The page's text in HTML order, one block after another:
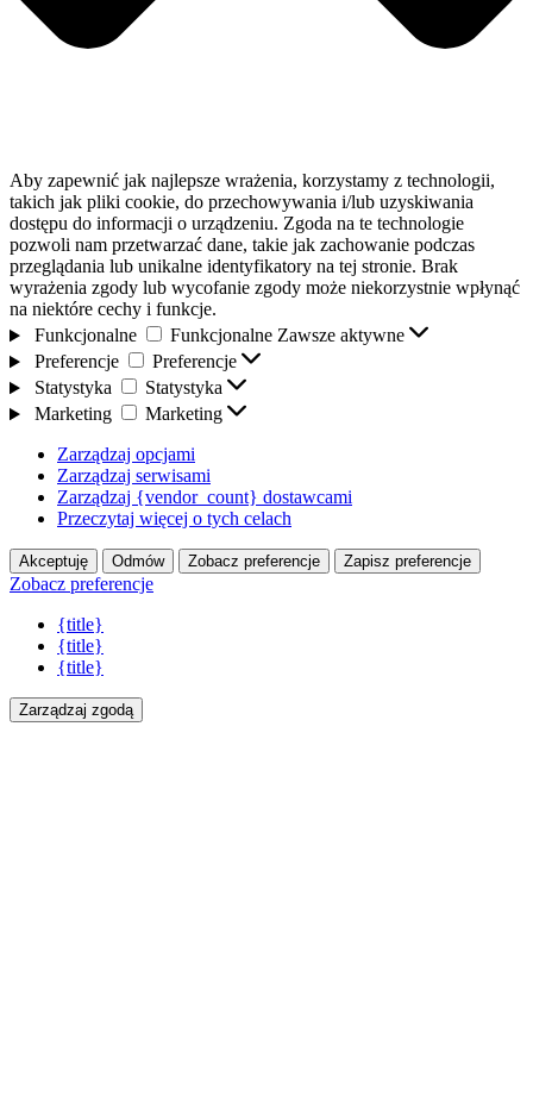
Aby zapewnić jak najlepsze wrażenia, korzystamy z technologii,
takich jak pliki cookie, do przechowywania i/lub uzyskiwania
dostępu do informacji o urządzeniu. Zgoda na te technologie
pozwoli nam przetwarzać dane, takie jak zachowanie podczas
przeglądania lub unikalne identyfikatory na tej stronie. Brak
wyrażenia zgody lub wycofanie zgody może niekorzystnie wpłynąć
na niektóre cechy i funkcje.
Funkcjonalne
Funkcjonalne Zawsze aktywne
Preferencje
Preferencje
Statystyka
Statystyka
Marketing
Marketing
Zarządzaj opcjami
Zarządzaj serwisami
Zarządzaj {vendor_count} dostawcami
Przeczytaj więcej o tych celach
Akceptuję Odmów Zobacz preferencje Zapisz preferencje
Zobacz preferencje
{title}
{title}
{title}
Zarządzaj zgodą